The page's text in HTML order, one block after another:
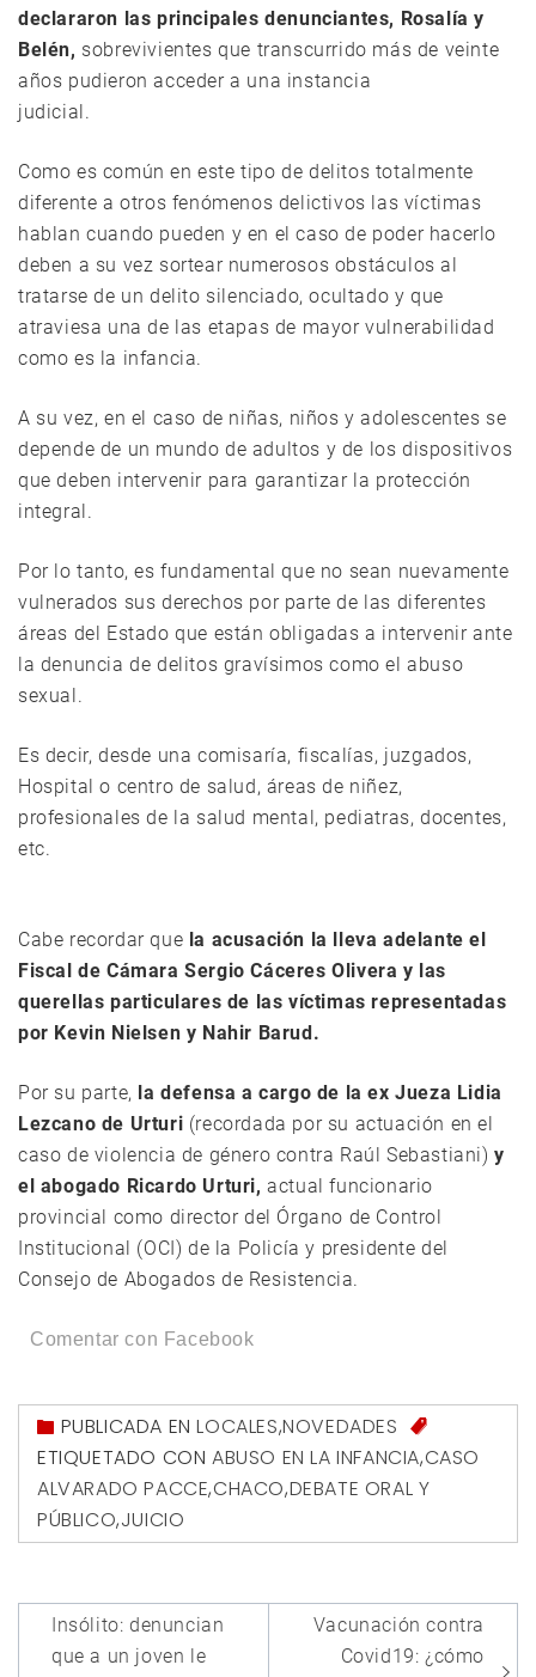
declararon las principales denunciantes, Rosalía y
Belén, sobrevivientes que transcurrido más de veinte
años pudieron acceder a una instancia
judicial.
Como es común en este tipo de delitos totalmente
diferente a otros fenómenos delictivos las víctimas
hablan cuando pueden y en el caso de poder hacerlo
deben a su vez sortear numerosos obstáculos al
tratarse de un delito silenciado, ocultado y que
atraviesa una de las etapas de mayor vulnerabilidad
como es la infancia.
A su vez, en el caso de niñas, niños y adolescentes se
depende de un mundo de adultos y de los dispositivos
que deben intervenir para garantizar la protección
integral.
Por lo tanto, es fundamental que no sean nuevamente
vulnerados sus derechos por parte de las diferentes
áreas del Estado que están obligadas a intervenir ante
la denuncia de delitos gravísimos como el abuso
sexual.
Es decir, desde una comisaría, fiscalías, juzgados,
Hospital o centro de salud, áreas de niñez,
profesionales de la salud mental, pediatras, docentes,
etc.
Cabe recordar que la acusación la lleva adelante el
Fiscal de Cámara Sergio Cáceres Olivera y las
querellas particulares de las víctimas representadas
por Kevin Nielsen y Nahir Barud.
Por su parte, la defensa a cargo de la ex Jueza Lidia
Lezcano de Urturi (recordada por su actuación en el
caso de violencia de género contra Raúl Sebastiani)y
el abogado Ricardo Urturi,actual funcionario
provincial como director del Órgano de Control
Institucional (OCI) de la Policía y presidente del
Consejo de Abogados de Resistencia.
Comentar con Facebook
PUBLICADA ENLOCALES,NOVEDADES
ETIQUETADO CON ABUSO EN LA INFANCIA,CASO
ALVARADO PACCE,CHACO,DEBATE ORAL Y
PÚBLICO,JUICIO
Navegación
de
Insólito: denuncian
que a un joven le
Vacunación contra
Covid19: ¿cómo